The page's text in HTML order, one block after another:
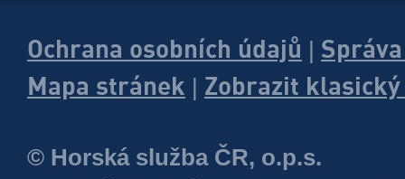
Ochrana osobních údajů
Mapa stránek
Zobrazit
© Horská služba ČR, o.p.s.